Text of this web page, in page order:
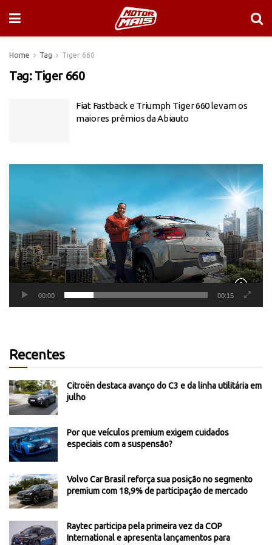
Home Tag Tiger 660
Tag: Tiger 660
Fiat Fastback e Triumph Tiger 660 levam os
maiores prêmios da Abiauto
00:00 00:15
Recentes
Citroën destaca avanço do C3 e da linha utilitária em
julho
Por que veículos premium exigem cuidados
especiais com a suspensão?
Volvo Car Brasil reforça sua posição no segmento
premium com 18,9% de participação de mercado
Raytec participa pela primeira vez da COP
International e apresenta lançamentos para